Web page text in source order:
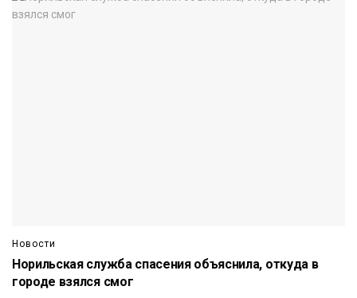
Новости
Норильская служба спасения объяснила, откуда в
городе взялся смог